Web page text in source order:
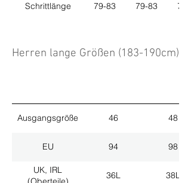
Schrittlänge 79-83 79-83 79-
Herren lange Größen (183-190cm)
Ausgangsgröße 46 48
EU 94 98
UK, IRL
36L 38L